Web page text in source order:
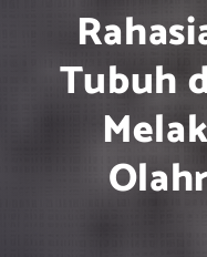
Tubuh